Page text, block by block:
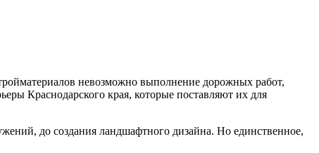
невозможно выполнение дорожных работ,
Краснодарского края, которые поставляют их для
до создания ландшафтного дизайна. Но единственное,